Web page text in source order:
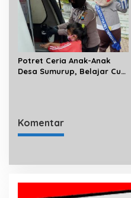
Potret Ceria Anak-Anak
Desa Sumurup, Belajar Cuci
Komentar